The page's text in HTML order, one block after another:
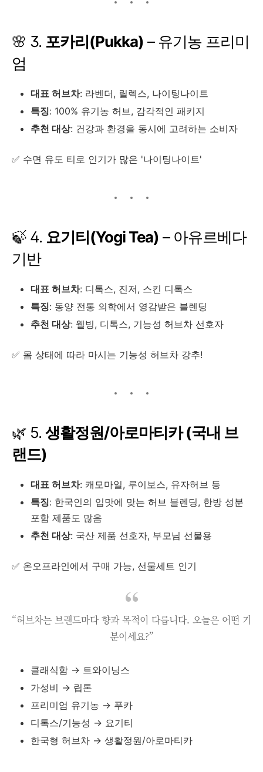
🌸 3. 포카리(Pukka) – 유기농 프리미
엄
대표 허브차: 라벤더, 릴렉스, 나이팅나이트
특징: 100% 유기농 허브, 감각적인 패키지
추천 대상: 건강과 환경을 동시에 고려하는 소비자
✅ 수면 유도 티로 인기가 많은 '나이팅나이트'
🍃 4. 요기티(Yogi Tea) – 아유르베다
기반
대표 허브차: 디톡스, 진저, 스킨 디톡스
특징: 동양 전통 의학에서 영감받은 블렌딩
추천 대상: 웰빙, 디톡스, 기능성 허브차 선호자
✅ 몸 상태에 따라 마시는 기능성 허브차 강추!
🌿 5.생활정원/아로마티카 (국내 브
랜드)
대표 허브차: 캐모마일, 루이보스, 유자허브 등
특징: 한국인의 입맛에 맞는 허브 블렌딩, 한방 성분
포함 제품도 많음
추천 대상: 국산 제품 선호자, 부모님 선물용
✅ 온오프라인에서 구매 가능, 선물세트 인기
“허브차는 브랜드마다 향과 목적이 다릅니다. 오늘은 어떤 기
분이세요?”
클래식함 → 트와이닝스
가성비 → 립톤
프리미엄 유기농 → 푸카
디톡스/기능성 → 요기티
한국형 허브차 → 생활정원/아로마티카